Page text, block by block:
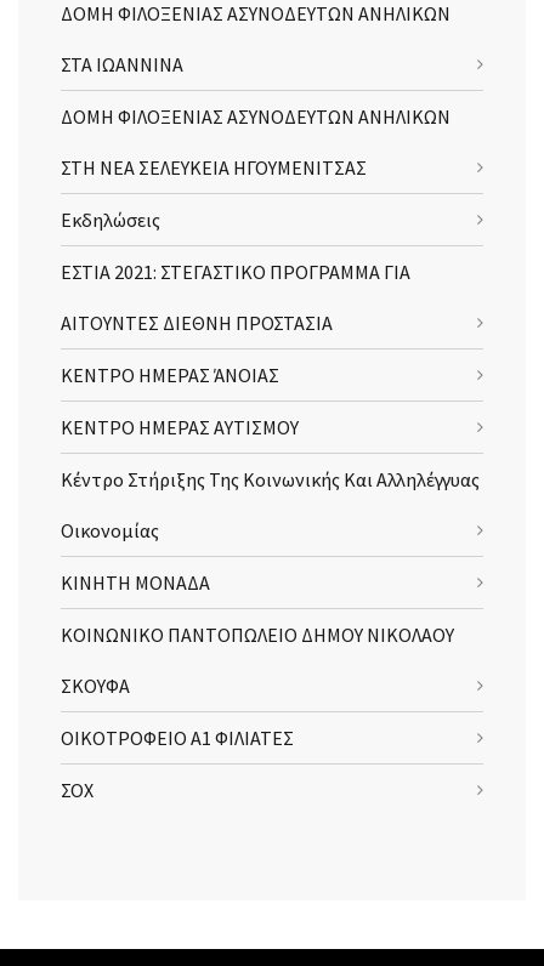
ΔΟΜΗ ΦΙΛΟΞΕΝΙΑΣ ΑΣΥΝΟΔΕΥΤΩΝ ΑΝΗΛΙΚΩΝ
ΣΤΑ ΙΩΑΝΝΙΝΑ
ΔΟΜΗ ΦΙΛΟΞΕΝΙΑΣ ΑΣΥΝΟΔΕΥΤΩΝ ΑΝΗΛΙΚΩΝ
ΣΤΗ ΝΕΑ ΣΕΛΕΥΚΕΙΑ ΗΓΟΥΜΕΝΙΤΣΑΣ
Εκδηλώσεις
ΕΣΤΙΑ 2021: ΣΤΕΓΑΣΤΙΚΟ ΠΡΟΓΡΑΜΜΑ ΓΙΑ
ΑΙΤΟΥΝΤΕΣ ΔΙΕΘΝΗ ΠΡΟΣΤΑΣΙΑ
ΚΕΝΤΡΟ ΗΜΕΡΑΣ ΆΝΟΙΑΣ
ΚΕΝΤΡΟ ΗΜΕΡΑΣ ΑΥΤΙΣΜΟΥ
Κέντρο Στήριξης Της Κοινωνικής Και Αλληλέγγυας
Οικονομίας
ΚΙΝΗΤΗ ΜΟΝΑΔΑ
ΚΟΙΝΩΝΙΚΟ ΠΑΝΤΟΠΩΛΕΙΟ ΔΗΜΟΥ ΝΙΚΟΛΑΟΥ
ΣΚΟΥΦΑ
ΟΙΚΟΤΡΟΦΕΙΟ Α1 ΦΙΛΙΑΤΕΣ
ΣΟΧ